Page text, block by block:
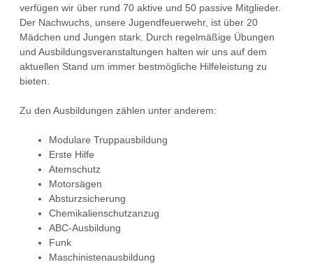
verfügen wir über rund 70 aktive und 50 passive Mitglieder.
Der Nachwuchs, unsere Jugendfeuerwehr, ist über 20
Mädchen und Jungen stark. Durch regelmäßige Übungen
und Ausbildungsveranstaltungen halten wir uns auf dem
aktuellen Stand um immer bestmögliche Hilfeleistung zu
bieten.
Zu den Ausbildungen zählen unter anderem:
Modulare Truppausbildung
Erste Hilfe
Atemschutz
Motorsägen
Absturzsicherung
Chemikalienschutzanzug
ABC-Ausbildung
Funk
Maschinistenausbildung